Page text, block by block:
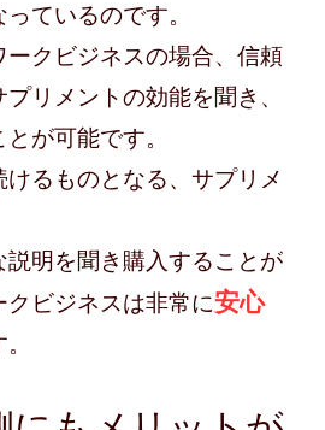
ているのです。
ークビジネスの場合、信頼
リメントの効能を聞き、
が可能です。
るものとなる、サプリメ
説明を聞き購入することが
ビジネスは非常に安心